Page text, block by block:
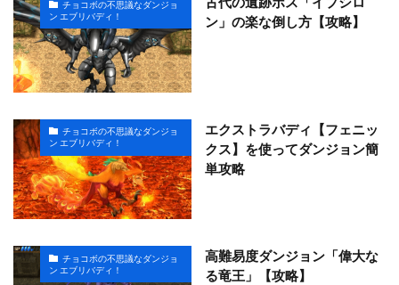
チョコボの不思議なダンジョ
ン エブリバディ！
ン」の楽な倒し方【攻略】
チョコボの不思議なダンジョ
ン エブリバディ！
エクストラバディ【フェニッ
クス】を使ってダンジョン簡
単攻略
チョコボの不思議なダンジョ
ン エブリバディ！
高難易度ダンジョン「偉大な
る竜王」【攻略】